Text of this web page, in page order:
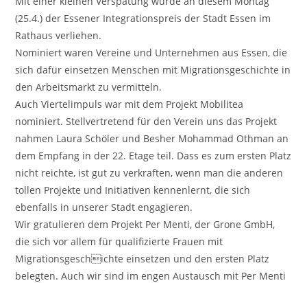
(25.4.) der Essener Integrationspreis der Stadt Essen im
Rathaus verliehen.
Nominiert waren Vereine und Unternehmen aus Essen, die
sich dafür einsetzen Menschen mit Migrationsgeschichte in
den Arbeitsmarkt zu vermitteln.
Auch Viertelimpuls war mit dem Projekt Mobilitea
nominiert. Stellvertretend für den Verein uns das Projekt
nahmen Laura Schöler und Besher Mohammad Othman an
dem Empfang in der 22. Etage teil. Dass es zum ersten Platz
nicht reichte, ist gut zu verkraften, wenn man die anderen
tollen Projekte und Initiativen kennenlernt, die sich
ebenfalls in unserer Stadt engagieren.
Wir gratulieren dem Projekt Per Menti, der Grone GmbH,
die sich vor allem für qualifizierte Frauen mit
Migrationsgeschichte einsetzen und den ersten Platz
belegten. Auch wir sind im engen Austausch mit Per Menti